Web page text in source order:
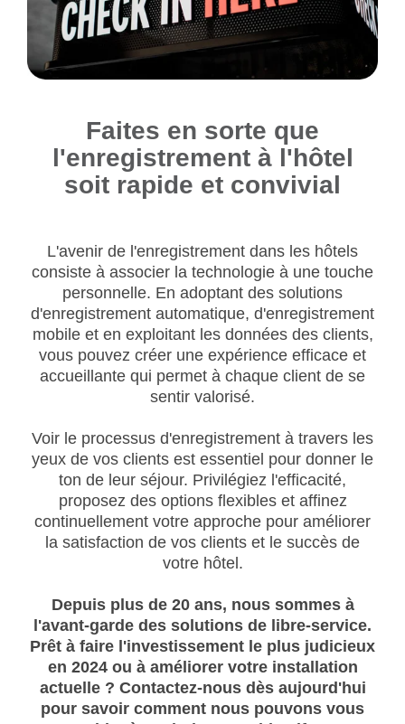
Faites en sorte que
l'enregistrement à l'hôtel
soit rapide et convivial
L'avenir de l'enregistrement dans les hôtels
consiste à associer la technologie à une touche
personnelle. En adoptant des solutions
d'enregistrement automatique, d'enregistrement
mobile et en exploitant les données des clients,
vous pouvez créer une expérience efficace et
accueillante qui permet à chaque client de se
sentir valorisé.
Voir le processus d'enregistrement à travers les
yeux de vos clients est essentiel pour donner le
ton de leur séjour. Privilégiez l'efficacité,
proposez des options flexibles et affinez
continuellement votre approche pour améliorer
la satisfaction de vos clients et le succès de
votre hôtel.
Depuis plus de 20 ans, nous sommes à
l'avant-garde des solutions de libre-service.
Prêt à faire l'investissement le plus judicieux
en 2024 ou à améliorer votre installation
actuelle ? Contactez-nous dès aujourd'hui
pour savoir comment nous pouvons vous